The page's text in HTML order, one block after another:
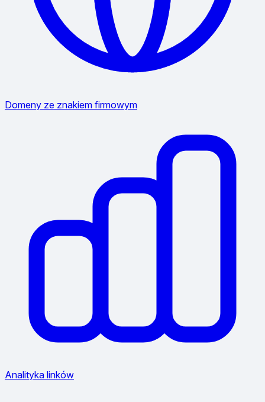
Domeny ze znakiem firmowym
Analityka linków